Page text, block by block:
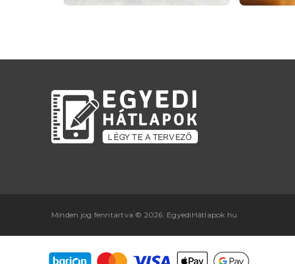
Minden jog fenntartva © 2026. EgyediHátlapok.hu